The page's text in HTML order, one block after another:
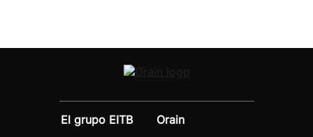
El grupo EITB
Orain